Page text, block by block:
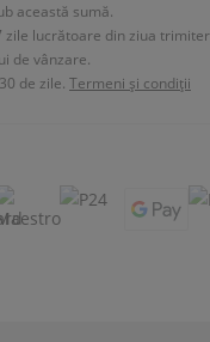
această sumă.
zile lucrătoare din ziua
de vânzare.
de zile. Termeni și condiții